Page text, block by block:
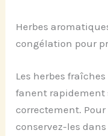
Herbes
congélation pour
Les herbes
fanent rapidement
correctement.
conservez-les